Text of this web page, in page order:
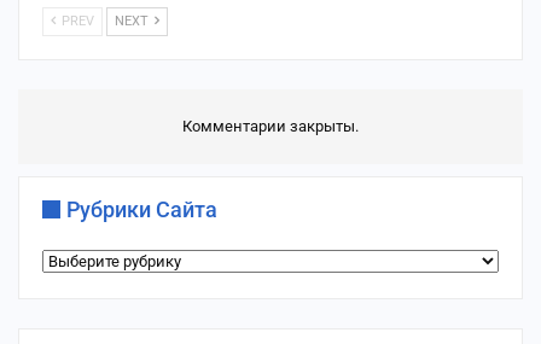
PREV NEXT
Комментарии закрыты.
Рубрики Сайта
Рубрики